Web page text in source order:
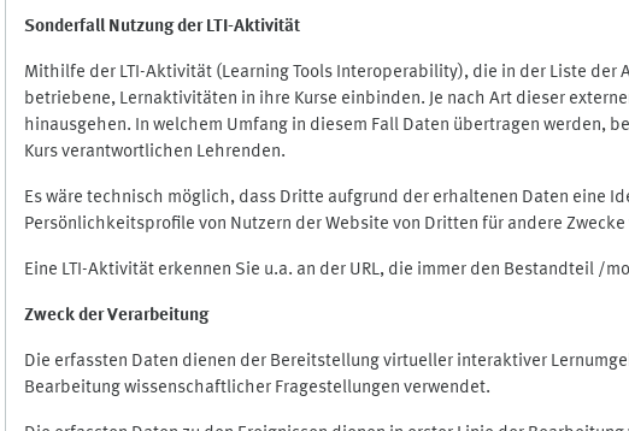
Sonderfall Nutzung der LTI-Aktivität
Mithilfe der LTI-Aktivität (Learning Tools Interoperability), die in der Liste
betriebene, Lernaktivitäten in ihre Kurse einbinden. Je nach Art dieser
hinausgehen. In welchem Umfang in diesem Fall Daten übertragen werden,
Kurs verantwortlichen Lehrenden.
Es wäre technisch möglich, dass Dritte aufgrund der erhaltenen Daten eine
Persönlichkeitsprofile von Nutzern der Website von Dritten für andere
Eine LTI-Aktivität erkennen Sie u.a. an der URL, die immer den Bestandteil
Zweck der Verarbeitung
Die erfassten Daten dienen der Bereitstellung virtueller interaktiver
Bearbeitung wissenschaftlicher Fragestellungen verwendet.